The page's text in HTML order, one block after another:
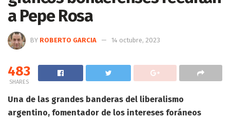
a Pepe Rosa
BY ROBERTO GARCIA 14 octubre, 2023
483
SHARES
Una de las grandes banderas del liberalismo
argentino, fomentador de los intereses foráneos